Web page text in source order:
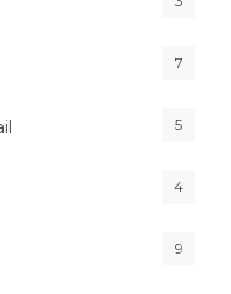
7
5
4
9